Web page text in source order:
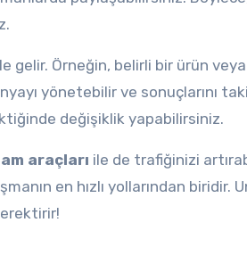
gelir. Örneğin, belirli bir ürün
yönetebilir ve sonuçlarını
değişiklik yapabilirsiniz.
araçları ile de trafiğinizi
en hızlı yollarından biridir.